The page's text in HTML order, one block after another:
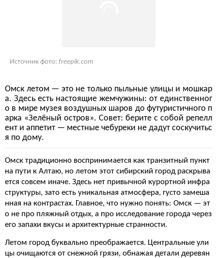
Источник фото: freepik.com
Омск летом — это не только пыльные улицы и мошкар
а. Здесь есть настоящие жемчужины: от единственног
о в мире музея воздушных шаров до футуристичного п
арка «Зелёный остров». Совет: берите с собой репелл
ент и аппетит — местные чебуреки не дадут соскучитьс
я по дому.
Омск традиционно воспринимается как транзитный пункт
на пути к Алтаю, но летом этот сибирский город раскрыва
ется совсем иначе. Здесь нет привычной курортной инфра
структуры, зато есть уникальная атмосфера, густо замеша
нная на контрастах. Главное, что нужно понять: Омск — эт
о не про пляжный отдых, а про исследование города через
его запахи вкусы и архитектурные странности.
Летом город буквально преображается. Центральные ули
цы очищаются от снежной грязи, обнажая детали деревян